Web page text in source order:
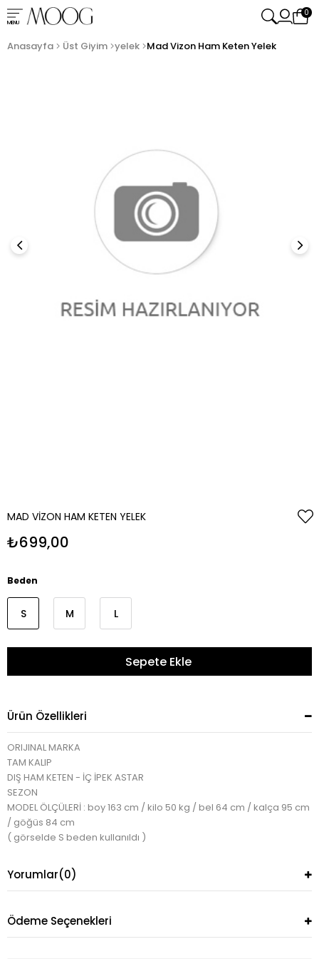
MENU
0
Anasayfa Üst Giyim yelek Mad Vizon Ham Keten Yelek
MAD VIZON HAM KETEN YELEK
₺699,00
Beden
S M L
Ürün Özellikleri
ORIJINAL MARKA
TAM KALIP
DIŞ HAM KETEN - İÇ İPEK ASTAR
SEZON
MODEL ÖLÇÜLERİ : boy 163 cm / kilo 50 kg / bel 64 cm / kalça 95 cm
/ göğüs 84 cm
( görselde S beden kullanıldı )
Yorumlar(0)
Ödeme Seçenekleri